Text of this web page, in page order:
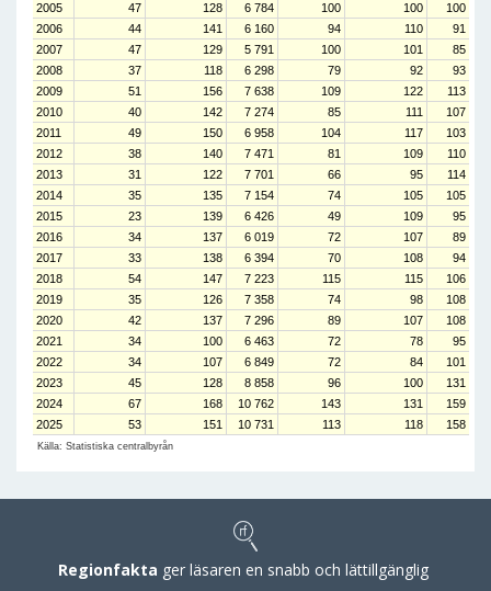
2005 47 128 6 784 100 100
100
2006
44 141 6 160 94 110
91
2007
47 129 5 791 100 101
85
2008
37 118 6 298 79 92
93
2009
51 156 7 638 109 122
113
2010
40 142 7 274 85 111
107
2011
49 150 6 958 104 117
103
2012
38 140 7 471 81 109
110
2013
31 122 7 701 66 95
114
2014
35 135 7 154 74 105
105
2015
23 139 6 426 49 109
95
2016
34 137 6 019 72 107
89
2017
33 138 6 394 70 108
94
2018
54 147 7 223 115 115
106
2019
35 126 7 358 74 98
108
2020
42 137 7 296 89 107
108
2021
34 100 6 463 72 78
95
2022
34 107 6 849 72 84
101
2023
45 128 8 858 96 100
131
2024
67 168 10 762 143 131
159
2025
53 151 10 731 113 118 158
Källa: Statistiska centralbyrån
Regionfakta ger läsaren en snabb och lättillgänglig